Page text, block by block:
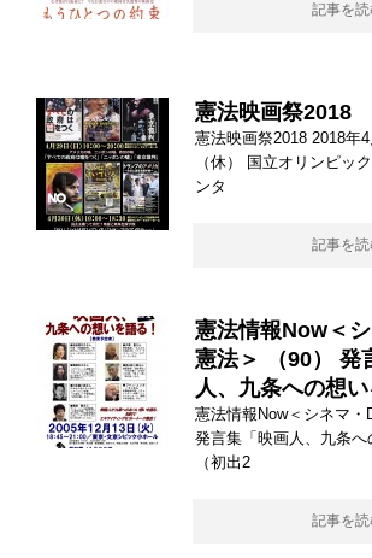
記事を
憲法映画祭2018
憲法映画祭2018 2018年
（休） 国立オリンピッ
ンタ
記事を
憲法情報Now＜シ
憲法＞ （90） 発
人、九条への想い
憲法情報Now＜シネマ・
発言集「映画人、九条へ
（初出2
記事を